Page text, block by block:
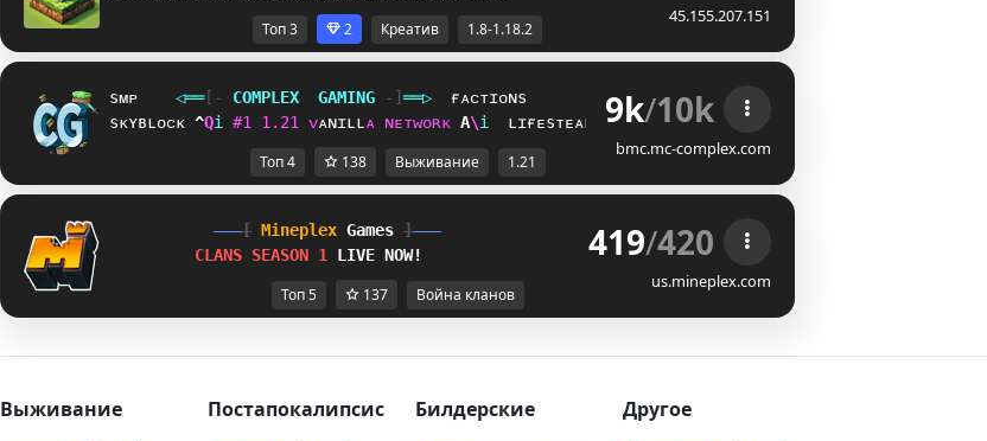
45.155.207.151
Топ 3 2 Креатив 1.8-1.18.2
sᴍᴘ ◁══[‐ COMPL EX GAMING ‐]══▷
ғᴀᴄᴛɪᴏɴs
sᴋʏʙʟᴏᴄᴋ YFi #1 1 . 21 ᴠᴀɴɪʟʟᴀ ɴᴇᴛᴡᴏʀᴋ Y]i ʟɪғᴇsᴛᴇᴀʟ 9k/10k
bmc.mc-complex.com
Топ 4 138 Выживание 1.21
[ Mineplex Games ]
CLANS SEASON 1 LIVE NOW! 419/420
us.mineplex.com
Топ 5 137 Война кланов
Выживание Постапокалипсис Билдерские Другое